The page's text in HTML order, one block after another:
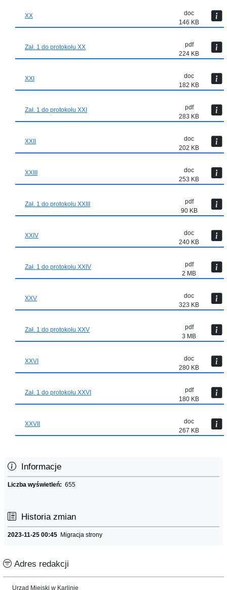
XX
doc
146 KB
Zał. 1 do protokołu XX
pdf
224 KB
XXI
doc
182 KB
Zał. 1 do protokołu XXI
pdf
283 KB
XXII
doc
202 KB
XXIII
doc
253 KB
Zał. 1 do protokołu XXIII
pdf
90 KB
XXIV
doc
240 KB
Zał. 1 do protokołu XXIV
pdf
2 MB
XXV
doc
323 KB
Zał. 1 do protokołu XXV
pdf
3 MB
XXVI
doc
280 KB
Zał. 1 do protokołu XXVI
pdf
180 KB
XXVII
doc
267 KB
Informacje
Liczba wyświetleń: 655
Historia zmian
2023-11-25 00:45 Migracja strony
Adres redakcji
Urząd Miejski w Karlinie